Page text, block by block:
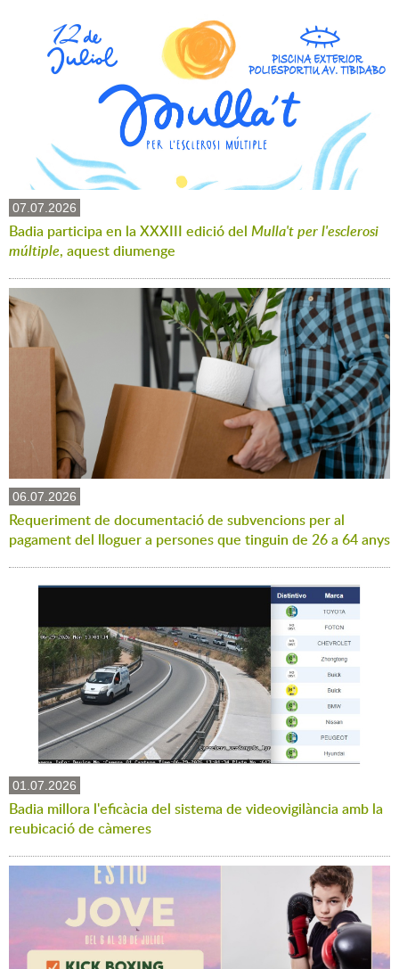
07.07.2026
Badia participa en la XXXIII edició del Mulla't per l'esclerosi
múltiple, aquest diumenge
06.07.2026
Requeriment de documentació de subvencions per al
pagament del lloguer a persones que tinguin de 26 a 64 anys
01.07.2026
Badia millora l'eficàcia del sistema de videovigilància amb la
reubicació de càmeres